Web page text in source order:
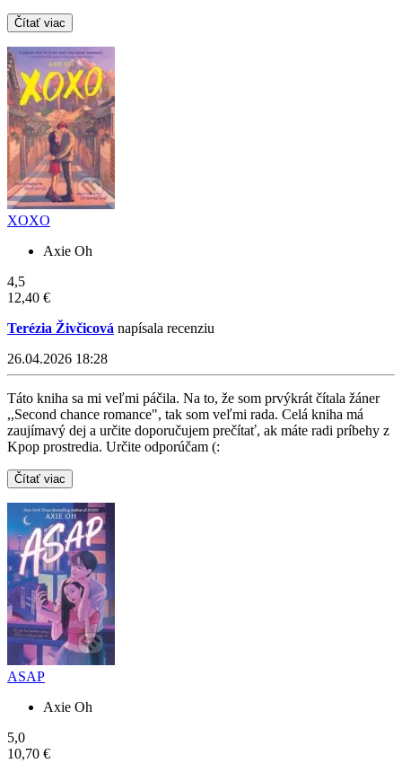
Čítať viac
XOXO
Axie Oh
4,5
12,40 €
Terézia Živčicová napísala recenziu
26.04.2026 18:28
Táto kniha sa mi veľmi páčila. Na to, že som prvýkrát čítala žáner
,,Second chance romance", tak som veľmi rada. Celá kniha má
zaujímavý dej a určite doporučujem prečítať, ak máte radi príbehy z
Kpop prostredia. Určite odporúčam (:
Čítať viac
ASAP
Axie Oh
5,0
10,70 €